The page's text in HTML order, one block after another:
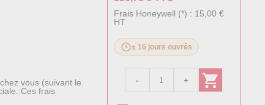
vous (suivant le
Ces frais
Frais Honeywell (*) : 15,00 €
HT
± 16 jours ouvrés